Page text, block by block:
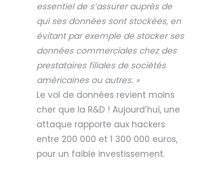
essentiel de s’assurer auprès de
qui ses données sont stockées, en
évitant par exemple de stocker ses
données commerciales chez des
prestataires filiales de sociétés
américaines ou autres. »
Le vol de données revient moins
cher que la R&D ! Aujourd’hui, une
attaque rapporte aux hackers
entre 200 000 et 1 300 000 euros,
pour un faible investissement.